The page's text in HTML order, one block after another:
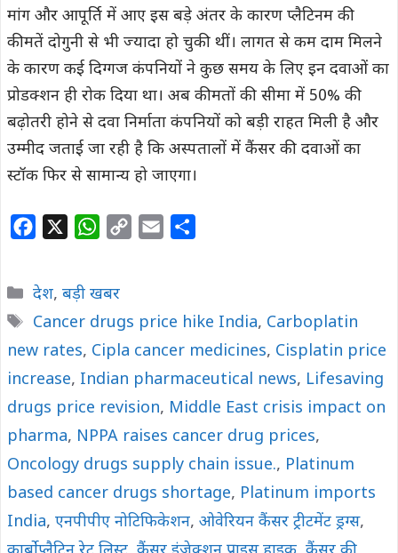
मांग और आपूर्ति में आए इस बड़े अंतर के कारण प्लैटिनम की
कीमतें दोगुनी से भी ज्यादा हो चुकी थीं। लागत से कम दाम मिलने
के कारण कई दिग्गज कंपनियों ने कुछ समय के लिए इन दवाओं का
प्रोडक्शन ही रोक दिया था। अब कीमतों की सीमा में 50% की
बढ़ोतरी होने से दवा निर्माता कंपनियों को बड़ी राहत मिली है और
उम्मीद जताई जा रही है कि अस्पतालों में कैंसर की दवाओं का
स्टॉक फिर से सामान्य हो जाएगा।
e
b
o
o
k
W
t
s
A
p
p
L
i
n
k
l
e
Categories
देश, बड़ी खबर
Tags
Cancer drugs price hike India, Carboplatin
new rates, Cipla cancer medicines, Cisplatin price
increase, Indian pharmaceutical news, Lifesaving
drugs price revision, Middle East crisis impact on
pharma, NPPA raises cancer drug prices,
Oncology drugs supply chain issue., Platinum
based cancer drugs shortage, Platinum imports
India, एनपीपीए नोटिफिकेशन, ओवेरियन कैंसर ट्रीटमेंट ड्रग्स,